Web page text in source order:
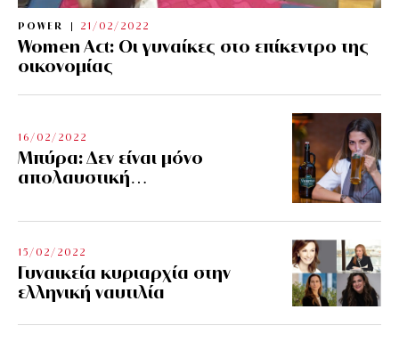
POWER 21/02/2022
Women Act: Οι γυναίκες στο επίκεντρο της
οικονομίας
16/02/2022
Μπύρα: Δεν είναι μόνο
απολαυστική…
15/02/2022
Γυναικεία κυριαρχία στην
ελληνική ναυτιλία